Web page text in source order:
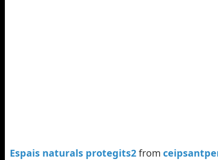
Espais naturals protegits2from